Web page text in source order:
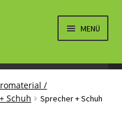
MENÜ
ÖFFNEN
ÖFFNEN
/
Schuh
Sprecher + Schuh